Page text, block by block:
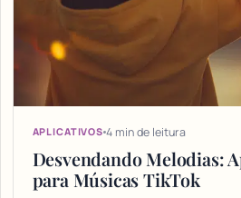
APLICATIVOS 4 min de leitura
Desvendando Melodias:
para Músicas TikTok